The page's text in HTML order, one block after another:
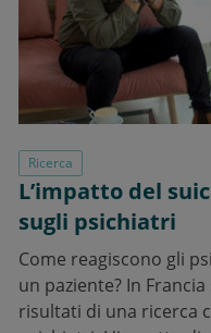
Ricerca
L’impatto del
sugli psichiatri
Come reagiscono gli
un paziente? In
risultati di una ricerca